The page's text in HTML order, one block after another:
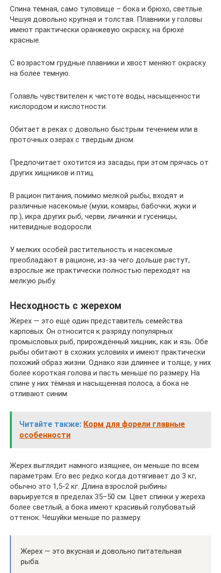
Спина темная, само туловище – бока и брюхо, светлые.
Чешуя довольно крупная и толстая. Плавники у головы
имеют практически оранжевую окраску, на брюхе
красные.
С возрастом грудные плавники и хвост меняют окраску
на более темную.
Голавль чувствителен к чистоте воды, насыщенности
кислородом и кислотности.
Обитает в реках с довольно быстрым течением или в
проточных озерах с твердым дном.
Предпочитает охотится из засады, при этом прячась от
других хищников и птиц.
В рацион питания, помимо мелкой рыбы, входят и
различные насекомые (мухи, комары, бабочки, жуки и
пр.), икра других рыб, черви, личинки и гусеницы,
нитевидные водоросли.
У мелких особей растительность и насекомые
преобладают в рационе, из-за чего дольше растут,
взрослые же практически полностью переходят на
мелкую рыбу.
Несходность с жерехом
Жерех — это ещё один представитель семейства
карповых. Он относится к разряду популярных
промысловых рыб, прирождённый хищник, как и язь. Обе
рыбы обитают в схожих условиях и имеют практически
похожий образ жизни. Однако язи длиннее и толще, у них
более короткая голова и пасть меньше по размеру. На
спине у них тёмная и насыщенная полоса, а бока не
отливают синим.
Читайте также: Корм для форели главные
особенности
Жерех выглядит намного изящнее, он меньше по всем
параметрам. Его вес редко когда дотягивает до 3 кг,
обычно это 1,5-2 кг. Длина взрослой рыбины
варьируется в пределах 35–50 см. Цвет спинки у жереха
более светлый, а бока имеют красивый голубоватый
оттенок. Чешуйки меньше по размеру.
Жерех — это вкусная и довольно питательная
рыба.